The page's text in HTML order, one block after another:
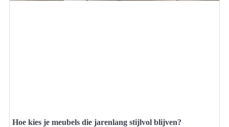
Hoe kies je meubels die jarenlang stijlvol blijven?